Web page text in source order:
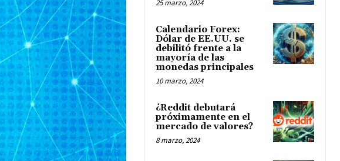
25 marzo, 2024
Calendario Forex:
Dólar de EE.UU. se
debilitó frente a la
mayoría de las
monedas principales
10 marzo, 2024
¿Reddit debutará
próximamente en el
mercado de valores?
8 marzo, 2024